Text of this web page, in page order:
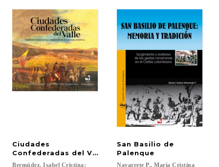
Ciudades
Confederadas del Valle
Bermúdez, Isabel Cristina;
San Basilio de
Palenque
Navarrete P., María Cristina